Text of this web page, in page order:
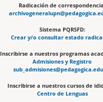
Radicación de
Sistema PQRSFD:
Crear y/o consultar estado
Inscribirse a nuestros programas
Admisiones y Registro
Inscribirse a nuestros cursos de
Centro de Lenguas